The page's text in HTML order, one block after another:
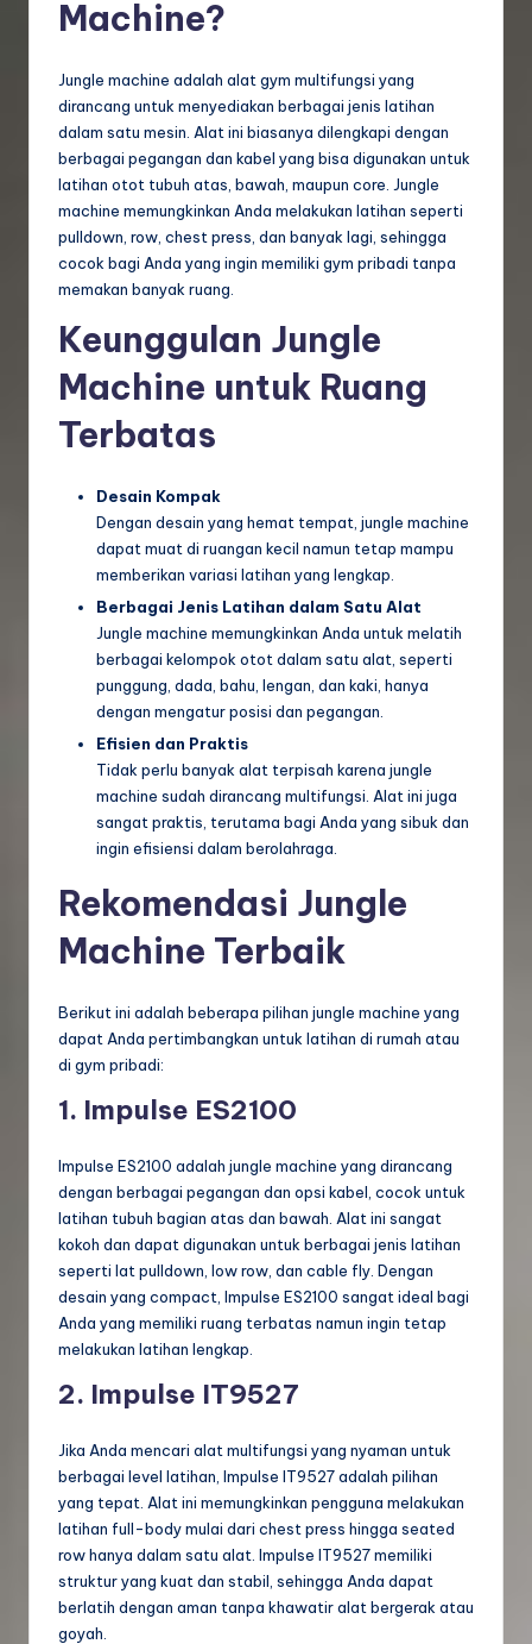
Machine?
Jungle machine adalah alat gym multifungsi yang
dirancang untuk menyediakan berbagai jenis latihan
dalam satu mesin. Alat ini biasanya dilengkapi dengan
berbagai pegangan dan kabel yang bisa digunakan untuk
latihan otot tubuh atas, bawah, maupun core. Jungle
machine memungkinkan Anda melakukan latihan seperti
pulldown, row, chest press, dan banyak lagi, sehingga
cocok bagi Anda yang ingin memiliki gym pribadi tanpa
memakan banyak ruang.
Keunggulan Jungle
Machine untuk Ruang
Terbatas
Desain Kompak
Dengan desain yang hemat tempat, jungle machine
dapat muat di ruangan kecil namun tetap mampu
memberikan variasi latihan yang lengkap.
Berbagai Jenis Latihan dalam Satu Alat
Jungle machine memungkinkan Anda untuk melatih
berbagai kelompok otot dalam satu alat, seperti
punggung, dada, bahu, lengan, dan kaki, hanya
dengan mengatur posisi dan pegangan.
Efisien dan Praktis
Tidak perlu banyak alat terpisah karena jungle
machine sudah dirancang multifungsi. Alat ini juga
sangat praktis, terutama bagi Anda yang sibuk dan
ingin efisiensi dalam berolahraga.
Rekomendasi Jungle
Machine Terbaik
Berikut ini adalah beberapa pilihan jungle machine yang
dapat Anda pertimbangkan untuk latihan di rumah atau
di gym pribadi:
1. Impulse ES2100
Impulse ES2100 adalah jungle machine yang dirancang
dengan berbagai pegangan dan opsi kabel, cocok untuk
latihan tubuh bagian atas dan bawah. Alat ini sangat
kokoh dan dapat digunakan untuk berbagai jenis latihan
seperti lat pulldown, low row, dan cable fly. Dengan
desain yang compact, Impulse ES2100 sangat ideal bagi
Anda yang memiliki ruang terbatas namun ingin tetap
melakukan latihan lengkap.
2. Impulse IT9527
Jika Anda mencari alat multifungsi yang nyaman untuk
berbagai level latihan, Impulse IT9527 adalah pilihan
yang tepat. Alat ini memungkinkan pengguna melakukan
latihan full-body mulai dari chest press hingga seated
row hanya dalam satu alat. Impulse IT9527 memiliki
struktur yang kuat dan stabil, sehingga Anda dapat
berlatih dengan aman tanpa khawatir alat bergerak atau
goyah.